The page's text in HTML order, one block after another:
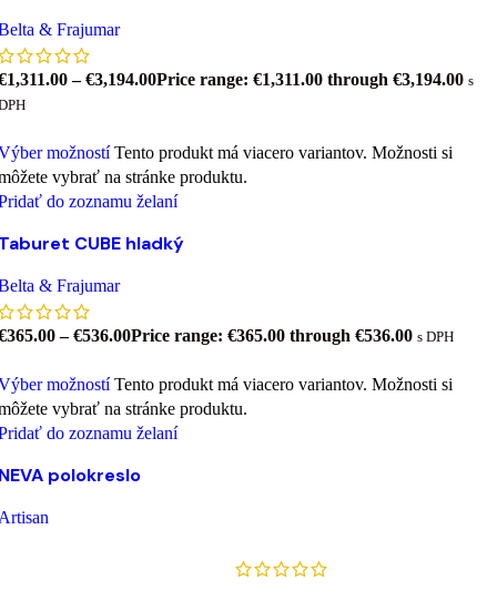
& Frajumar
1,311.00 – €3,194.00Price range: €1,311.00 through €3,194.00 s
možností Tento produkt má viacero variantov. Možnosti si
vybrať na stránke produktu.
do zoznamu želaní
CUBE hladký
& Frajumar
365.00 – €536.00Price range: €365.00 through €536.00 s DPH
možností Tento produkt má viacero variantov. Možnosti si
vybrať na stránke produktu.
do zoznamu želaní
polokreslo